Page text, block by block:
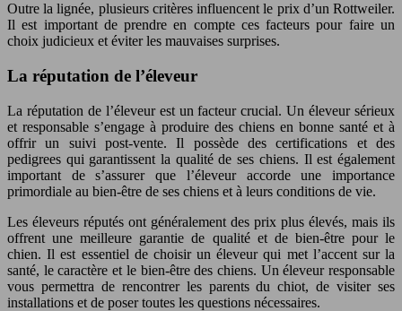
Outre la lignée, plusieurs critères influencent le prix d’un Rottweiler.
Il est important de prendre en compte ces facteurs pour faire un
choix judicieux et éviter les mauvaises surprises.
La réputation de l’éleveur
La réputation de l’éleveur est un facteur crucial. Un éleveur sérieux
et responsable s’engage à produire des chiens en bonne santé et à
offrir un suivi post-vente. Il possède des certifications et des
pedigrees qui garantissent la qualité de ses chiens. Il est également
important de s’assurer que l’éleveur accorde une importance
primordiale au bien-être de ses chiens et à leurs conditions de vie.
Les éleveurs réputés ont généralement des prix plus élevés, mais ils
offrent une meilleure garantie de qualité et de bien-être pour le
chien. Il est essentiel de choisir un éleveur qui met l’accent sur la
santé, le caractère et le bien-être des chiens. Un éleveur responsable
vous permettra de rencontrer les parents du chiot, de visiter ses
installations et de poser toutes les questions nécessaires.